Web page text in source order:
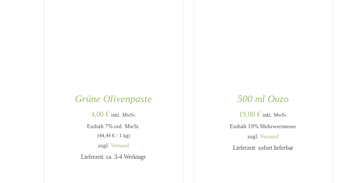
Grüne Olivenpaste
4,00 € inkl. MwSt.
Enthält 7% red. MwSt.
(44,44 €/ 1 kg)
zzgl. Versand
Lieferzeit: ca. 3-4 Werktage
500 ml Ouzo
19,00 € inkl. MwSt.
Enthält 19% Mehrwertsteuer
zzgl.Versand
Lieferzeit: sofort lieferbar